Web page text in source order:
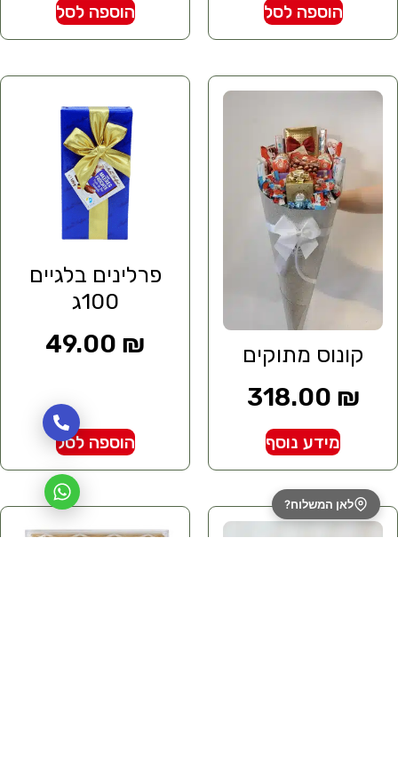
הוספה לסל הוספה לסל
קונוס מתוקים
318.00 ₪
מידע נוסף
פרלינים בלגיים
100ג
49.00 ₪
הוספה לסל
לאן המשלוח?